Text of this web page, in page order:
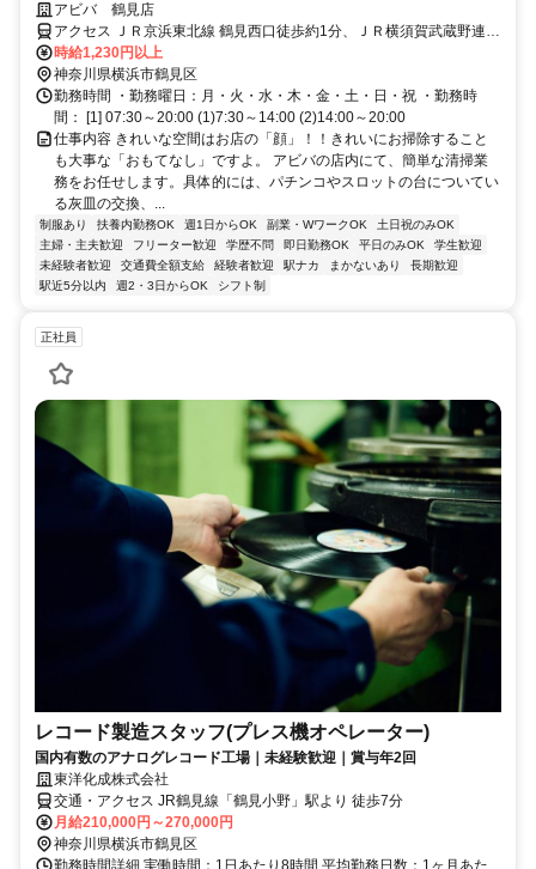
タッフさん募集中です！！
アビバ 鶴見店
アクセス ＪＲ京浜東北線 鶴見西口徒歩約1分、ＪＲ横須賀武蔵野連絡
線 鶴見西口徒歩約1分、ＪＲ鶴見線 鶴見西口徒歩約1分
時給1,230円以上
神奈川県横浜市鶴見区
勤務時間 ・勤務曜日：月・火・水・木・金・土・日・祝 ・勤務時
間： [1] 07:30～20:00 (1)7:30～14:00 (2)14:00～20:00
仕事内容 きれいな空間はお店の「顔」！！きれいにお掃除すること
も大事な「おもてなし」ですよ。 アビバの店内にて、簡単な清掃業
務をお任せします。具体的には、パチンコやスロットの台についてい
る灰皿の交換、...
制服あり 扶養内勤務OK 週1日からOK 副業・WワークOK
土日祝のみOK
主婦・主夫歓迎
フリーター歓迎 学歴不問 即日勤務OK 平日のみOK
学生歓迎
未経験者歓迎
交通費全額支給 経験者歓迎 駅ナカ まかないあり
長期歓迎
駅近5分以内
週2・3日からOK シフト制
正社員
レコード製造スタッフ(プレス機オペレーター)
国内有数のアナログレコード工場｜未経験歓迎｜賞与年2回
東洋化成株式会社
交通・アクセス JR鶴見線「鶴見小野」駅より 徒歩7分
月給210,000円～270,000円
神奈川県横浜市鶴見区
勤務時間詳細 実働時間：1日あたり8時間 平均勤務日数：1ヶ月あた